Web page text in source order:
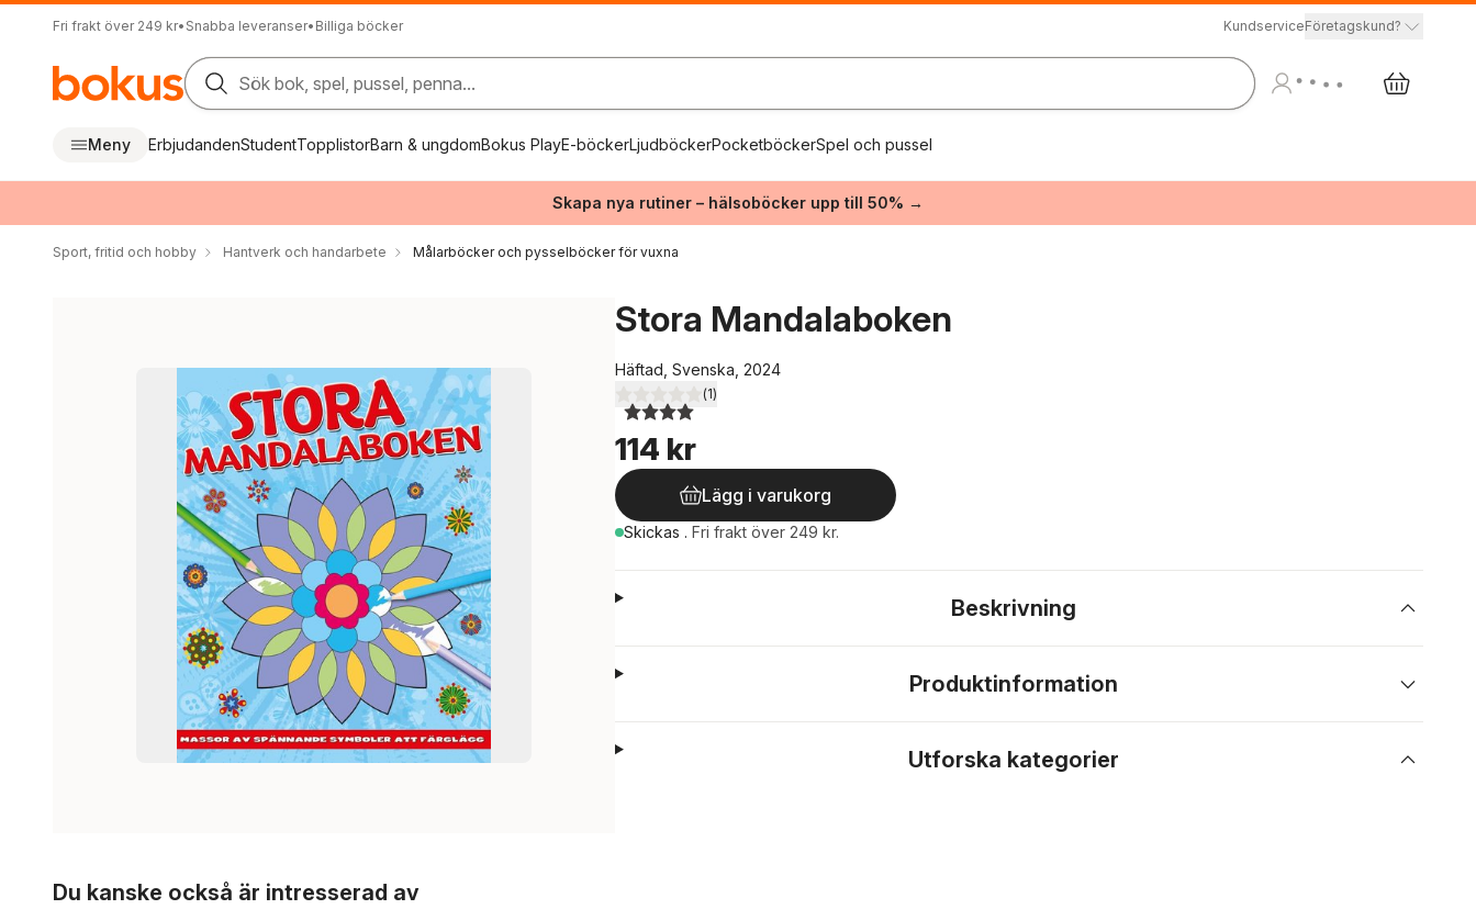
Fri frakt över 249 kr• Snabba leveranser• Billiga böcker KundserviceFöretagskund?
Sök bok, spel, pussel, penna...
Meny ErbjudandenStudentTopplistorBarn & ungdomBokus PlayE-böckerLjudböckerPocketböckerSpel och pussel
Skapa nya rutiner – hälsoböcker upp till 50% →
Sport, fritid och hobby Hantverk och handarbete Målarböcker och pysselböcker för vuxna
Stora Mandalaboken
Häftad, Svenska, 2024
4,0utav 5 stjärnor. Totalt antal röster:
(1)
114 kr
Lägg i varukorg
Skickas . Fri frakt över 249 kr.
Beskrivning
Produktinformation
Utforska kategorier
Du kanske också är intresserad av